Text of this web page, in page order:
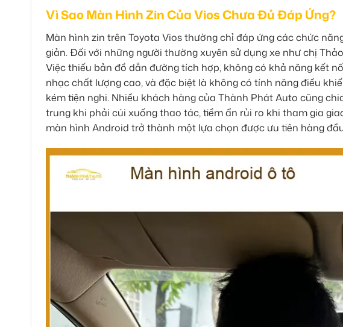
Vì Sao Màn Hình Zin Của Vios Chưa Đủ Đáp Ứng?
Màn hình zin trên Toyota Vios thường chỉ đáp ứng các chức
giản. Đối với những người thường xuyên sử dụng xe như chị
Việc thiếu bản đồ dẫn đường tích hợp, không có khả năng kết
nhạc chất lượng cao, và đặc biệt là không có tính năng điều
kém tiện nghi. Nhiều khách hàng của Thành Phát Auto cũng
trung khi phải cúi xuống thao tác, tiềm ẩn rủi ro khi tham gia
màn hình Android trở thành một lựa chọn được ưu tiên hàng